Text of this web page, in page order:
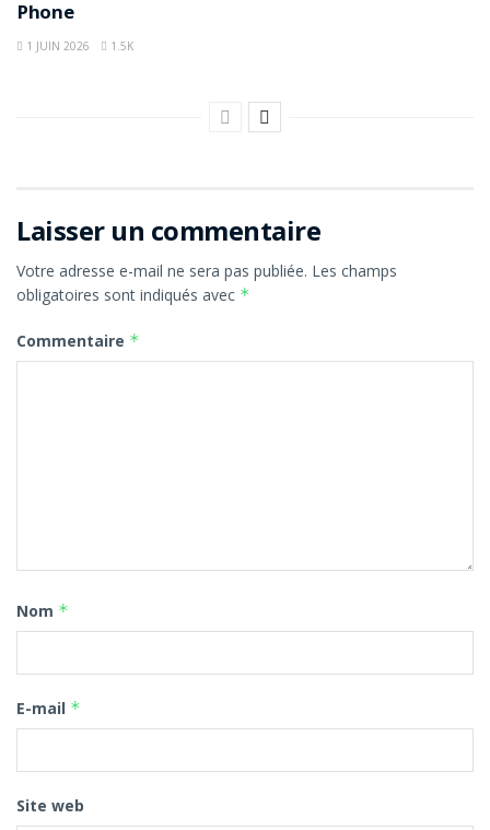
Phone
1 JUIN 2026 1.5K
Laisser un commentaire
Votre adresse e-mail ne sera pas publiée. Les champs
obligatoires sont indiqués avec *
Commentaire *
Nom *
E-mail *
Site web